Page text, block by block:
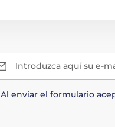
Introduzca aquí su e-
Al enviar el formulario